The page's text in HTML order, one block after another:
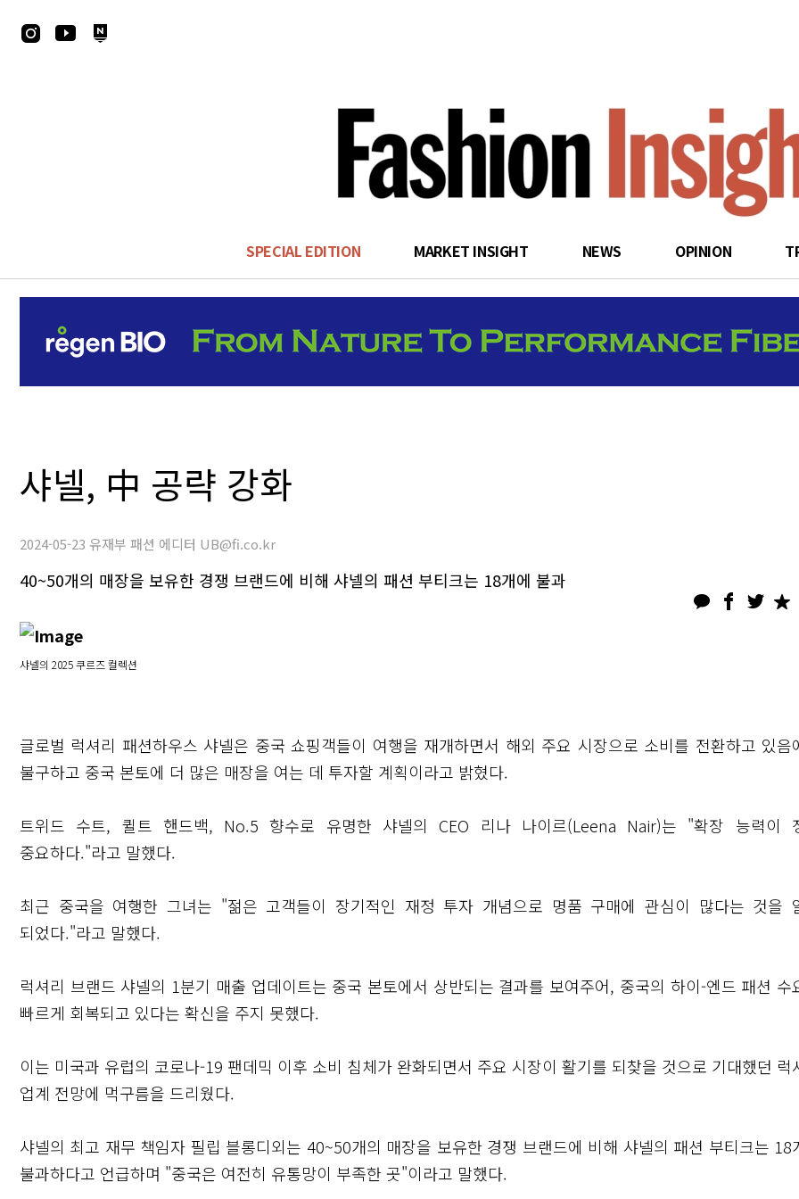
search
SPECIAL EDITION MARKET INSIGHT NEWS OPINION
샤넬, 中 공략 강화
2024-05-23 유재부 패션 에디터 UB@fi.co.kr
40~50개의 매장을 보유한 경쟁 브랜드에 비해 샤넬의 패션 부티크는 18개에 불과
샤넬의 2025 쿠르즈 컬렉션
글로벌 럭셔리 패션하우스 샤넬은 중국 쇼핑객들이 여행을 재개하면서 해외 주요 시장으로 소비를 전환하고 있음
불구하고 중국 본토에 더 많은 매장을 여는 데 투자할 계획이라고 밝혔다.
트위드 수트, 퀼트 핸드백, No.5 향수로 유명한 샤넬의 CEO 리나 나이르(Leena Nair)는 "확장 능력이
중요하다."라고 말했다.
최근 중국을 여행한 그녀는 "젊은 고객들이 장기적인 재정 투자 개념으로 명품 구매에 관심이 많다는 것을
되었다."라고 말했다.
럭셔리 브랜드 샤넬의 1분기 매출 업데이트는 중국 본토에서 상반되는 결과를 보여주어, 중국의 하이-엔드 패션 수
빠르게 회복되고 있다는 확신을 주지 못했다.
이는 미국과 유럽의 코로나-19 팬데믹 이후 소비 침체가 완화되면서 주요 시장이 활기를 되찾을 것으로 기대했던 럭
업계 전망에 먹구름을 드리웠다.
샤넬의 최고 재무 책임자 필립 블롱디외는 40~50개의 매장을 보유한 경쟁 브랜드에 비해 샤넬의 패션 부티크는 18
불과하다고 언급하며 "중국은 여전히 유통망이 부족한 곳"이라고 말했다.